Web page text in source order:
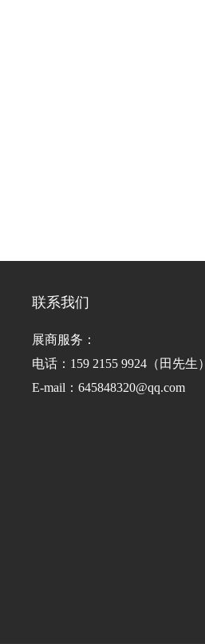
联系我们
展商服务：
电话：159 2155 9924（田先生）
E-mail：645848320@qq.com